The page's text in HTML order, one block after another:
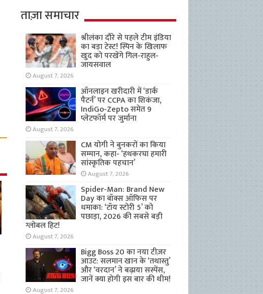
ताज़ा समाचार
श्रीलंका दौरे से पहले टीम इंडिया
का बड़ा टेस्ट! स्पिन के खिलाफ
खुद को परखेंगे गिल-राहुल-
जायसवाल
August 7, 2026
ऑनलाइन खरीदारी में ‘डार्क
पैटर्न’ पर CCPA का शिकंजा,
IndiGo-Zepto समेत 9
प्लेटफॉर्म पर जुर्माना
August 7, 2026
CM योगी ने बुनकरों का किया
सम्मान, कहा- ‘हथकरघा हमारी
सांस्कृतिक पहचान’
August 7, 2026
Spider-Man: Brand New
Day का बॉक्स ऑफिस पर
धमाका: ‘टॉय स्टोरी 5’ को
पछाड़ा, 2026 की सबसे बड़ी
ग्लोबल हिट!
August 7, 2026
Bigg Boss 20 का नया टीज़र
आउट: सलमान खान के ‘तथास्तु’
और ‘वरदान’ ने बढ़ाया सस्पेंस,
जानें क्या होगी इस बार की थीम!
August 7, 2026